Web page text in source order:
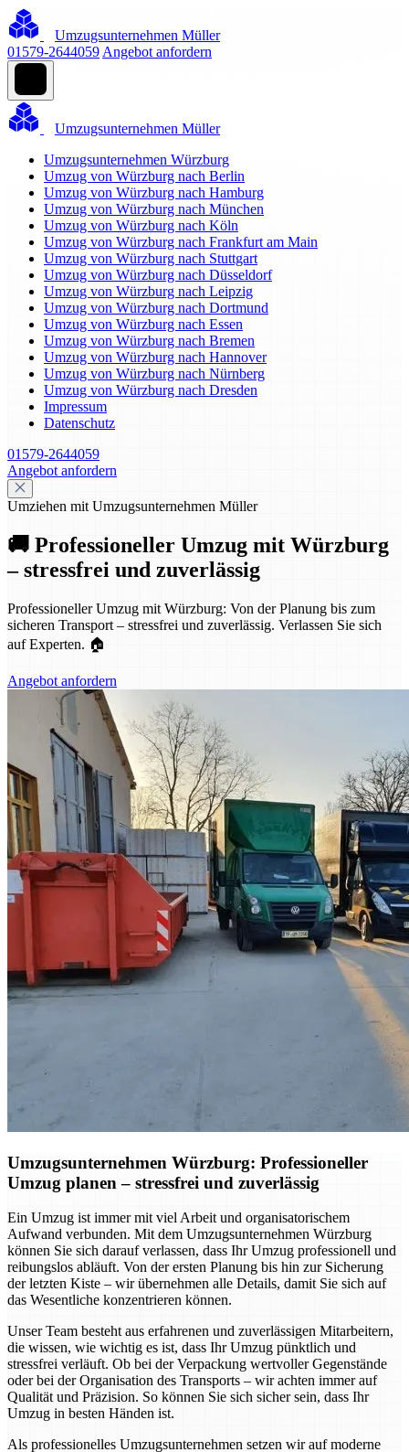
Umzugsunternehmen Müller
01579-2644059 Angebot anfordern
Umzugsunternehmen Müller
Umzugsunternehmen Würzburg
Umzug von Würzburg nach Berlin
Umzug von Würzburg nach Hamburg
Umzug von Würzburg nach München
Umzug von Würzburg nach Köln
Umzug von Würzburg nach Frankfurt am Main
Umzug von Würzburg nach Stuttgart
Umzug von Würzburg nach Düsseldorf
Umzug von Würzburg nach Leipzig
Umzug von Würzburg nach Dortmund
Umzug von Würzburg nach Essen
Umzug von Würzburg nach Bremen
Umzug von Würzburg nach Hannover
Umzug von Würzburg nach Nürnberg
Umzug von Würzburg nach Dresden
Impressum
Datenschutz
01579-2644059
Angebot anfordern
Umziehen mit Umzugsunternehmen Müller
🚚 Professioneller Umzug mit Würzburg
– stressfrei und zuverlässig
Professioneller Umzug mit Würzburg: Von der Planung bis zum
sicheren Transport – stressfrei und zuverlässig. Verlassen Sie sich
auf Experten. 🏠
Angebot anfordern
Umzugsunternehmen Würzburg: Professioneller
Umzug planen – stressfrei und zuverlässig
Ein Umzug ist immer mit viel Arbeit und organisatorischem
Aufwand verbunden. Mit dem Umzugsunternehmen Würzburg
können Sie sich darauf verlassen, dass Ihr Umzug professionell und
reibungslos abläuft. Von der ersten Planung bis hin zur Sicherung
der letzten Kiste – wir übernehmen alle Details, damit Sie sich auf
das Wesentliche konzentrieren können.
Unser Team besteht aus erfahrenen und zuverlässigen Mitarbeitern,
die wissen, wie wichtig es ist, dass Ihr Umzug pünktlich und
stressfrei verläuft. Ob bei der Verpackung wertvoller Gegenstände
oder bei der Organisation des Transports – wir achten immer auf
Qualität und Präzision. So können Sie sich sicher sein, dass Ihr
Umzug in besten Händen ist.
Als professionelles Umzugsunternehmen setzen wir auf moderne